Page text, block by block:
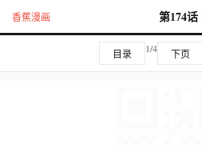
香蕉漫画 第174话
目录 1/4 下页